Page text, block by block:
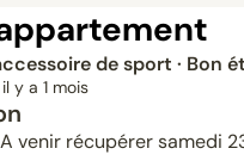
de sport · Bon
y a 1 mois
venir récupérer samedi